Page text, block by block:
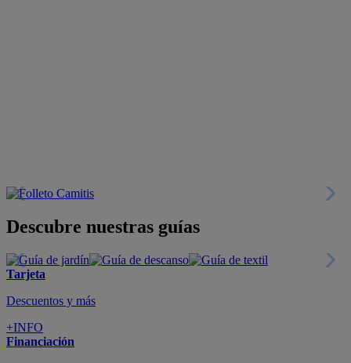
Descubre nuestras guías
Tarjeta
Descuentos y más
+INFO
Financiación